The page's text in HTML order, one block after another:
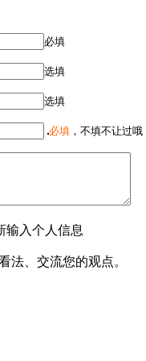
必填
选填
选填
必填 ，不填不让过
输入个人信息
法、交流您的观点。